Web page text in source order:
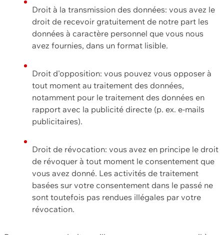
Droit à la transmission des données: vous avez le
droit de recevoir gratuitement de notre part les
données à caractère personnel que vous nous
avez fournies, dans un format lisible.
Droit d'opposition: vous pouvez vous opposer à
tout moment au traitement des données,
notamment pour le traitement des données en
rapport avec la publicité directe (p. ex. e-mails
publicitaires).
Droit de révocation: vous avez en principe le droit
de révoquer à tout moment le consentement que
vous avez donné. Les activités de traitement
basées sur votre consentement dans le passé ne
sont toutefois pas rendues illégales par votre
révocation.